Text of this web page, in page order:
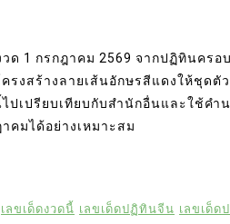
ด 1 กรกฎาคม 2569 จากปฏิทินครอ
รงสร้างลายเส้นอักษรสีแดงให้ชุดตั
ปเปรียบเทียบกับสำนักอื่นและใช้ค
คมได้อย่างเหมาะสม
เลขเด็ดงวดนี้ เลขเด็ดปฏิทินจีน เลขเด็ด